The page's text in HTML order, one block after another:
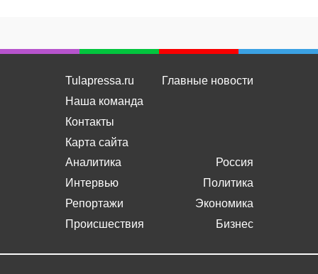
Tulapressa.ru
Наша команда
Контакты
Карта сайта
Главные новости
Аналитика
Интервью
Репортажи
Происшествия
Россия
Политика
Экономика
Бизнес